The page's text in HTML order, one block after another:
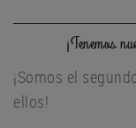
¡Tenemos
¡Somos el
ellos!